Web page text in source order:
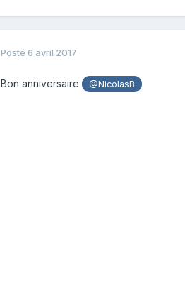
Posté 6 avril 2017
Bon anniversaire @NicolasB